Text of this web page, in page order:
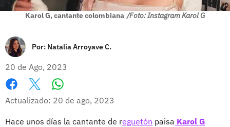
Karol G, cantante colombiana /Foto: Instagram Karol G
Por: Natalia Arroyave C.
20 de Ago, 2023
Facebook
X
Actualizado: 20 de ago, 2023
Hace unos días la cantante de reguetón paisa Karol G